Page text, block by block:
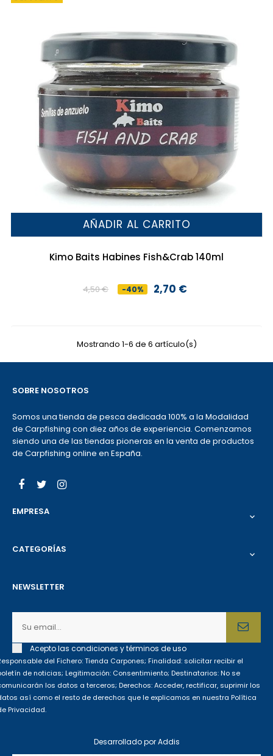
AÑADIR AL CARRITO
Kimo Baits Habines Fish&Crab 140ml
Precio
4,50 € -40%
Precio2,70 €
Mostrando 1-6 de 6 artículo(s)
SOBRE NOSOTROS
Somos una tienda de pesca dedicada 100% a la Modalidad
de Carpfishing con diez años de experiencia. Comenzamos
siendo una de las tiendas pioneras en la venta de productos
de Carpfishing online en España.
Facebook
Twitter
EMPRESA 
CATEGORÍAS 
NEWSLETTER
Acepto las condiciones y términos de uso
del Fichero: Tienda Carpones; Finalidad: solicitar recibir el
de noticias; Legitimación: Consentimiento; Destinatarios: No se
los datos a terceros; Derechos: Acceder, rectificar, suprimir los
así como el resto de derechos que le explicamos en nuestra Política
Privacidad.
Desarrollado porAddis